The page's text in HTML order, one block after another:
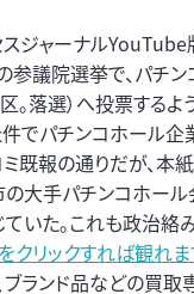
ジャーナルYouTube
参議院選挙で、パチ
。落選）へ投票する
でパチンコホール企
既報の通りだが、本
大手パチンコホール
ていた。これも政治
クリックすれば観れま
ランド品などの買取